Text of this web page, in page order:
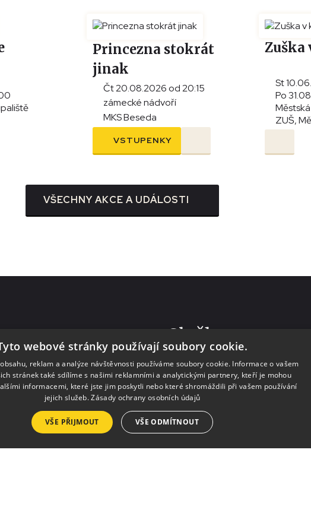
Princezna stokrát
jinak
Čt 20.08.2026 od 20:15
zámecké nádvoří
MKS Beseda
VSTUPENKY
Zuška
St
Po
ZUŠ,
VŠECHNY AKCE A UDÁLOSTI
Služby
Pronájmy
Výlep plakátů
Tisk a kopírování
Půjčovna krojů a kostýmů
webové stránky používají soubory cookie.
reklam a analýze návštěvnosti používáme soubory cookie. Informace o vašem
stránek také sdílíme s našimi reklamními a analytickými partnery, kteří je mohou
informacemi, které jste jim poskytli nebo které shromáždili při vašem používání
jejich služeb.Zásady ochrany osobních údajů
VŠE PŘIJMOUT VŠE ODMÍTNOUT